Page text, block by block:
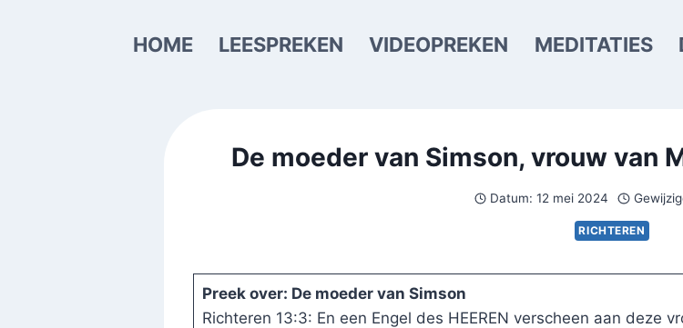
HOME LEESPREKEN VIDEOPREKEN MEDITATIES
De moeder van Simson, vrouw van
Datum: 12 mei 2024
RICHTEREN
Preek over: De moeder van Simson
Richteren 13:3: En een Engel des HEEREN verscheen aan deze